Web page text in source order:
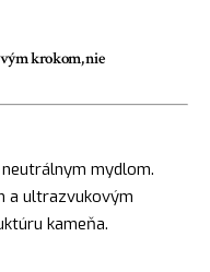
krokom, nie
mydlom.
a ultrazvukovým
kameňa.